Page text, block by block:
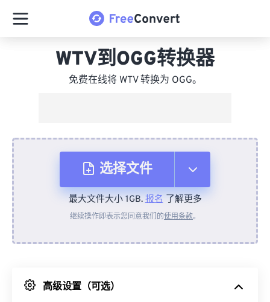
WTV到OGG转换器
免费在线将 WTV 转换为 OGG。
选择文件
从设备
来自 Google Drive
最大文件大小 1GB.报名了解更多
继续操作即表示您同意我们的使用条款。
高级设置（可选）